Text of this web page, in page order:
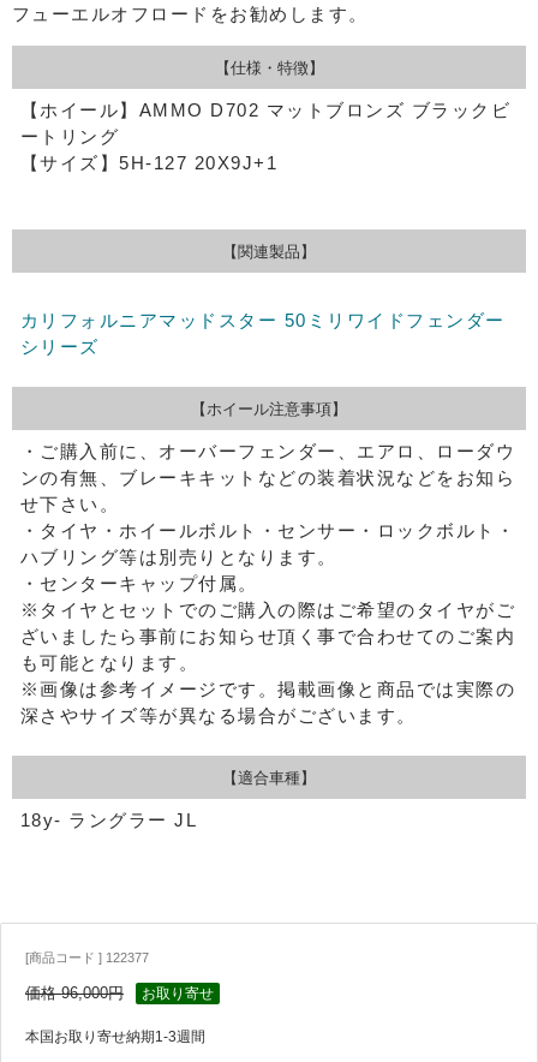
フューエルオフロードをお勧めします。
【仕様・特徴】
【ホイール】AMMO D702 マットブロンズ ブラックビ
ートリング
【サイズ】5H-127 20X9J+1
【関連製品】
カリフォルニアマッドスター 50ミリワイドフェンダー
シリーズ
【ホイール注意事項】
・ご購入前に、オーバーフェンダー、エアロ、ローダウ
ンの有無、ブレーキキットなどの装着状況などをお知ら
せ下さい。
・タイヤ・ホイールボルト・センサー・ロックボルト・
ハブリング等は別売りとなります。
・センターキャップ付属。
※タイヤとセットでのご購入の際はご希望のタイヤがご
ざいましたら事前にお知らせ頂く事で合わせてのご案内
も可能となります。
※画像は参考イメージです。掲載画像と商品では実際の
深さやサイズ等が異なる場合がございます。
【適合車種】
18y- ラングラー JL
[商品コード ] 122377
価格 96,000円 お取り寄せ
本国お取り寄せ納期1-3週間